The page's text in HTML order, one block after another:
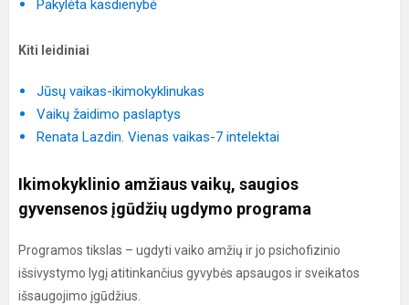
Pakylėta kasdienybė
Kiti leidiniai
Jūsų vaikas-ikimokyklinukas
Vaikų žaidimo paslaptys
Renata Lazdin. Vienas vaikas-7 intelektai
Ikimokyklinio amžiaus vaikų, saugios
gyvensenos įgūdžių ugdymo programa
Programos tikslas – ugdyti vaiko amžių ir jo psichofizinio
išsivystymo lygį atitinkančius gyvybės apsaugos ir sveikatos
išsaugojimo įgūdžius.